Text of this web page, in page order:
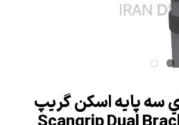
سه پايه اسکن گريپ